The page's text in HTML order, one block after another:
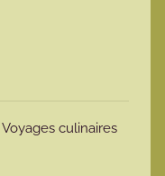
Voyages culinaires